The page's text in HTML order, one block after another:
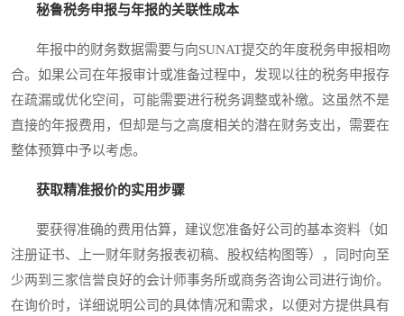
秘鲁税务申报与年报的关联性成本
年报中的财务数据需要与向SUNAT提交的年度税务申报相吻
合。如果公司在年报审计或准备过程中，发现以往的税务申报存
在疏漏或优化空间，可能需要进行税务调整或补缴。这虽然不是
直接的年报费用，但却是与之高度相关的潜在财务支出，需要在
整体预算中予以考虑。
获取精准报价的实用步骤
要获得准确的费用估算，建议您准备好公司的基本资料（如
注册证书、上一财年财务报表初稿、股权结构图等），同时向至
少两到三家信誉良好的会计师事务所或商务咨询公司进行询价。
在询价时，详细说明公司的具体情况和需求，以便对方提供具有